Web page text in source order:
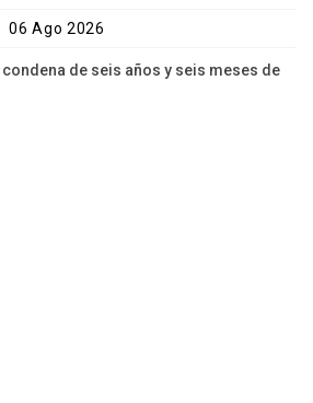
06 Ago 2026
de seis años y seis meses de